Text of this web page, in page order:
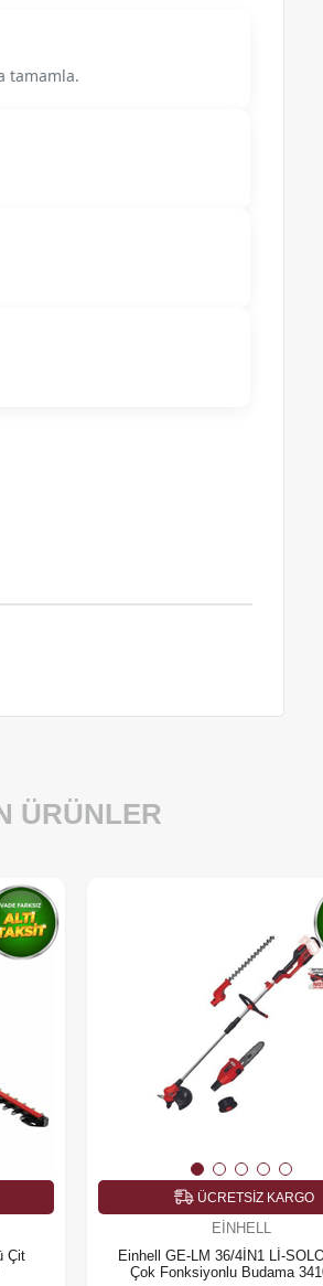
tamamla.
ÜRÜNLER
Çit
ÜCRETSIZ KARGO
EINHELL
Einhell GE-LM 36/4İN1 Lİ-
Çok Fonksiyonlu Budama